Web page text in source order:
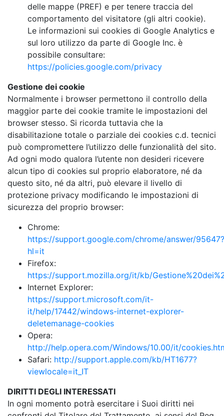
delle mappe (PREF) e per tenere traccia del
comportamento del visitatore (gli altri cookie).
Le informazioni sui cookies di Google Analytics e
sul loro utilizzo da parte di Google Inc. è
possibile consultare:
https://policies.google.com/privacy
Gestione dei cookie
Normalmente i browser permettono il controllo della
maggior parte dei cookie tramite le impostazioni del
browser stesso. Si ricorda tuttavia che la
disabilitazione totale o parziale dei cookies c.d. tecnici
può compromettere l’utilizzo delle funzionalità del sito.
Ad ogni modo qualora l’utente non desideri ricevere
alcun tipo di cookies sul proprio elaboratore, né da
questo sito, né da altri, può elevare il livello di
protezione privacy modificando le impostazioni di
sicurezza del proprio browser:
Chrome:
https://support.google.com/chrome/answer/95647?
hl=it
Firefox:
https://support.mozilla.org/it/kb/
Internet Explorer:
https://support.microsoft.com/it-
it/help/17442/windows-internet-explorer-
deletemanage-cookies
Opera:
http://help.opera.com/Windows/10.00/it/
Safari: http://support.apple.com/kb/HT1677?
viewlocale=it_IT
DIRITTI DEGLI INTERESSATI
In ogni momento potrà esercitare i Suoi diritti nei